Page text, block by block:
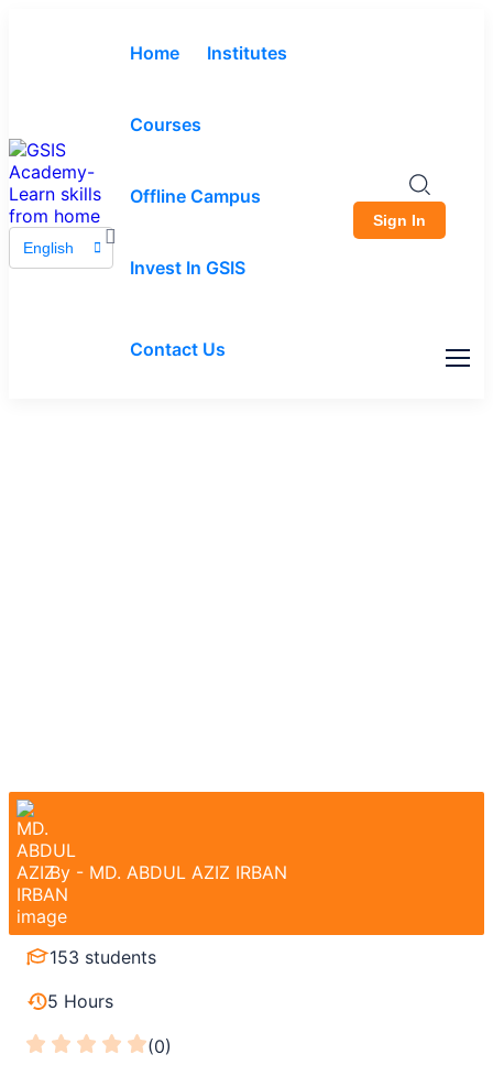
English
Home Institutes
Courses
Offline Campus
Invest In GSIS
Contact Us
Sign In
By - MD. ABDUL AZIZ IRBAN
153 students
5 Hours
(0)